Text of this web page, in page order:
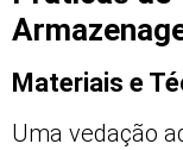
Materiais e
Uma vedação